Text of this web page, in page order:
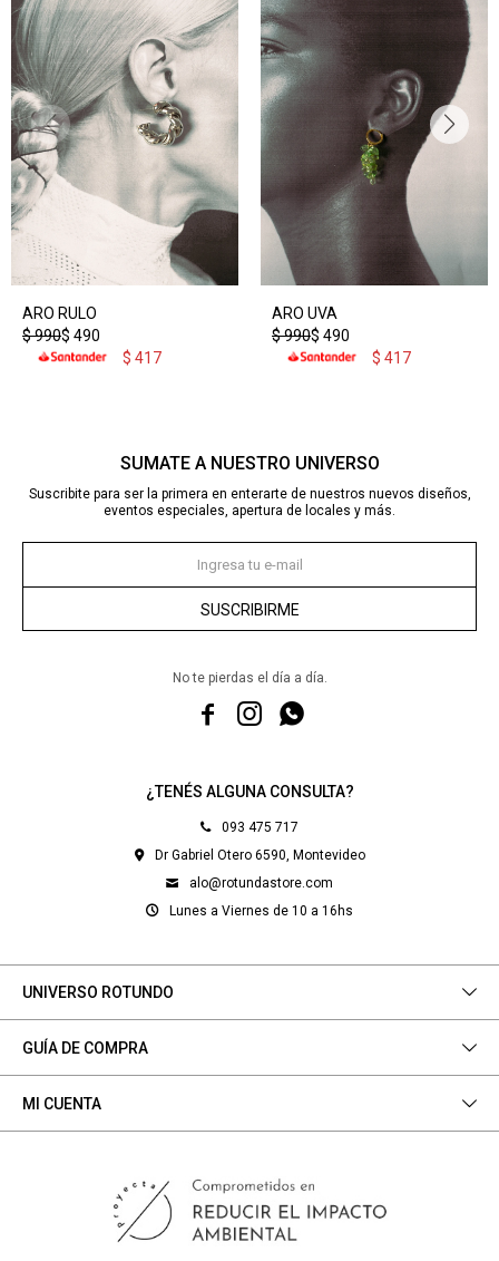
ARO RULO
$ 490
$990
$ 417
ARO UVA
$ 490
$990
$ 417
¿TENÉS ALGUNA CONSULTA?
093 475 717
Dr Gabriel Otero 6590, Montevideo
alo@rotundastore.com
Lunes a Viernes de 10 a 16hs
UNIVERSO ROTUNDO
GUÍA DE COMPRA
MI CUENTA
SUMATE A NUESTRO UNIVERSO
Suscribite para ser la primera en enterarte de nuestros nuevos diseños,
eventos especiales, apertura de locales y más.
SUSCRIBIRME
No te pierdas el día a día.
  